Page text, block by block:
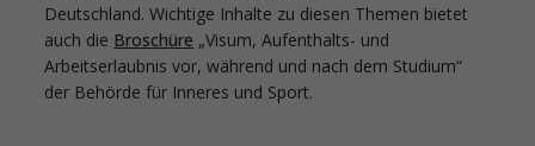
Deutschland. Wichtige Inhalte zu diesen Themen bietet
auch die Broschüre „Visum, Aufenthalts- und
Arbeitserlaubnis vor, während und nach dem Studium“
der Behörde für Inneres und Sport.